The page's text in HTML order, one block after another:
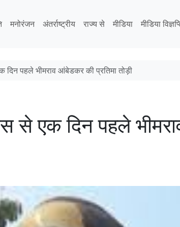
मनोरंजन अंतर्राष्ट्रीय राज्य से मीडिया मीडिया
दिन पहले भीमराव आंबेडकर की प्रतिमा तोड़ी
से एक दिन पहले